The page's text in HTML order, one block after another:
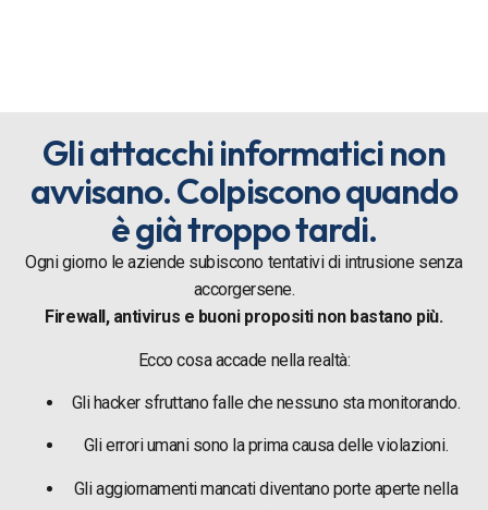
Gli attacchi informatici non
avvisano. Colpiscono quando
è già troppo tardi.
Ogni giorno le aziende subiscono tentativi di intrusione senza
accorgersene.
Firewall, antivirus e buoni propositi non bastano più.
Ecco cosa accade nella realtà:
Gli hacker sfruttano falle che nessuno sta monitorando.
Gli errori umani sono la prima causa delle violazioni.
Gli aggiornamenti mancati diventano porte aperte nella